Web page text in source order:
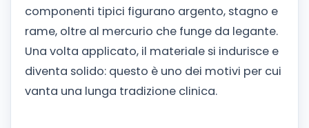
componenti tipici figurano argento, stagno e
rame, oltre al mercurio che funge da legante.
Una volta applicato, il materiale si indurisce e
diventa solido: questo è uno dei motivi per cui
vanta una lunga tradizione clinica.